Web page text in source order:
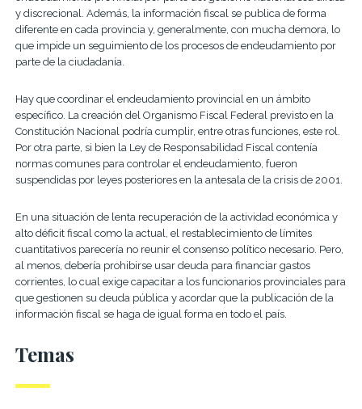
y discrecional. Además, la información fiscal se publica de forma
diferente en cada provincia y, generalmente, con mucha demora, lo
que impide un seguimiento de los procesos de endeudamiento por
parte de la ciudadanía.
Hay que coordinar el endeudamiento provincial en un ámbito
específico. La creación del Organismo Fiscal Federal previsto en la
Constitución Nacional podría cumplir, entre otras funciones, este rol.
Por otra parte, si bien la Ley de Responsabilidad Fiscal contenía
normas comunes para controlar el endeudamiento, fueron
suspendidas por leyes posteriores en la antesala de la crisis de 2001.
En una situación de lenta recuperación de la actividad económica y
alto déficit fiscal como la actual, el restablecimiento de límites
cuantitativos parecería no reunir el consenso político necesario. Pero,
al menos, debería prohibirse usar deuda para financiar gastos
corrientes, lo cual exige capacitar a los funcionarios provinciales para
que gestionen su deuda pública y acordar que la publicación de la
información fiscal se haga de igual forma en todo el país.
Temas